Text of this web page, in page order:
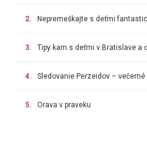
2. Nepremeškajte s deťmi
3. Tipy kam s deťmi v Bratislave a
4. Sledovanie Perzeidov –
5. Orava v praveku